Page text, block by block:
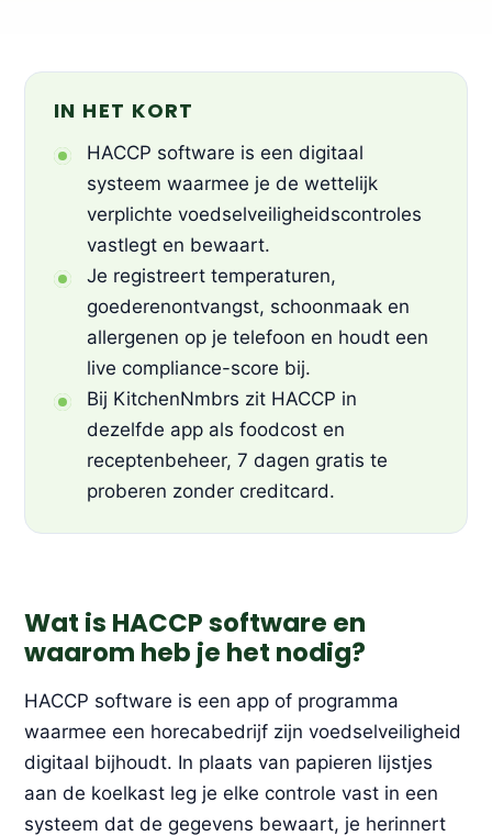
IN HET KORT
HACCP software is een digitaal
systeem waarmee je de wettelijk
verplichte voedselveiligheidscontroles
vastlegt en bewaart.
Je registreert temperaturen,
goederenontvangst, schoonmaak en
allergenen op je telefoon en houdt een
live compliance-score bij.
Bij KitchenNmbrs zit HACCP in
dezelfde app als foodcost en
receptenbeheer, 7 dagen gratis te
proberen zonder creditcard.
Wat is HACCP software en
waarom heb je het nodig?
HACCP software is een app of programma
waarmee een horecabedrijf zijn voedselveiligheid
digitaal bijhoudt. In plaats van papieren lijstjes
aan de koelkast leg je elke controle vast in een
systeem dat de gegevens bewaart, je herinnert